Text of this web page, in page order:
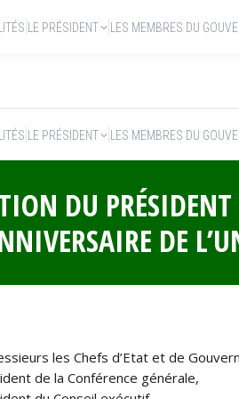
LE PRÉSIDENT LES MEMBRES DU
DU
DE
les Chefs d’Etat et de
de la Conférence générale,
LE PRÉSIDENT LES MEMBRES DU